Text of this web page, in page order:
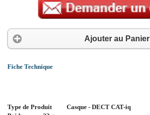
Ajouter au Panier
Fiche Technique
Type de Produit
Casque - DECT CAT-iq